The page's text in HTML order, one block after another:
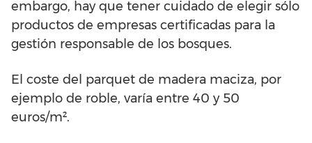
embargo, hay que tener cuidado de elegir sólo
productos de empresas certificadas para la
gestión responsable de los bosques.
El coste del parquet de madera maciza, por
ejemplo de roble, varía entre 40 y 50
euros/m².